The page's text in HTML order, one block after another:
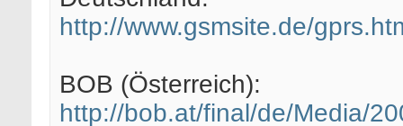
http://www.gsmsite.de/
BOB (Österreich):
http://bob.at/final/de/Media/